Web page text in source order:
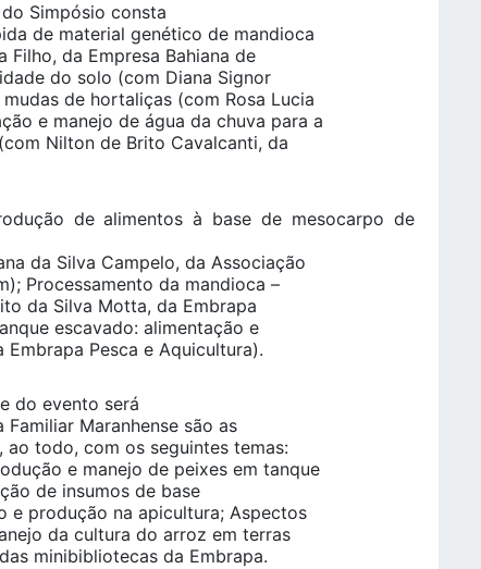
Simpósio consta
de material genético de mandioca
Filho, da Empresa Bahiana de
do solo (com Diana Signor
de hortaliças (com Rosa Lucia
e manejo de água da chuva para a
Nilton de Brito Cavalcanti, da
de alimentos à base de mesocarpo de
da Silva Campelo, da Associação
Processamento da mandioca –
da Silva Motta, da Embrapa
escavado: alimentação e
Pesca e Aquicultura).
do evento será
Maranhense são as
ao todo, com os seguintes temas:
e manejo de peixes em tanque
de insumos de base
e produção na apicultura; Aspectos
da cultura do arroz em terras
minibibliotecas da Embrapa.